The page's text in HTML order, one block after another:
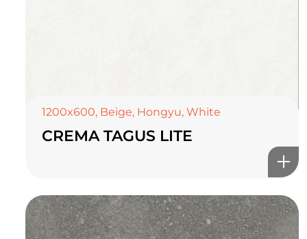
1200x600, Beige, Hongyu, White
CREMA TAGUS LITE